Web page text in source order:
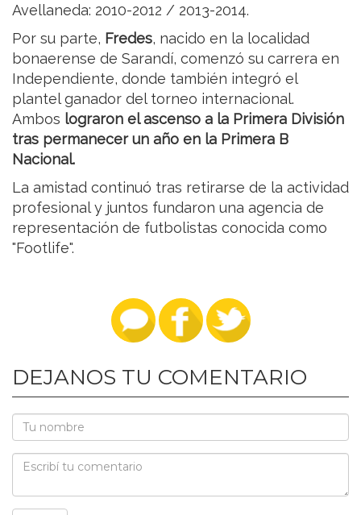
Avellaneda: 2010-2012 / 2013-2014.
Por su parte, Fredes, nacido en la localidad
bonaerense de Sarandí, comenzó su carrera en
Independiente, donde también integró el
plantel ganador del torneo internacional.
Ambos lograron el ascenso a la Primera División
tras permanecer un año en la Primera B
Nacional.
La amistad continuó tras retirarse de la actividad
profesional y juntos fundaron una agencia de
representación de futbolistas conocida como
"Footlife".
DEJANOS TU COMENTARIO